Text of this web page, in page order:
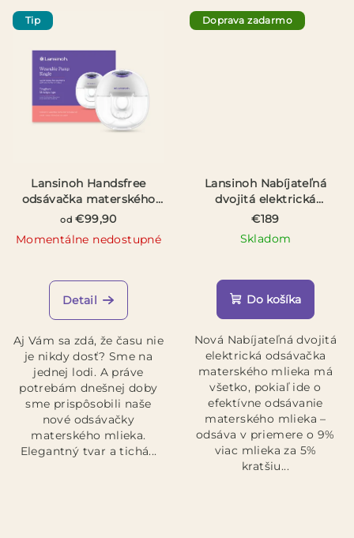
Tip
Lansinoh Handsfree
odsávačka materského
mlieka
od €99,90
Momentálne nedostupné
hodnotenie
produktu
z
5
hviezdičiek.
Detail
Aj Vám sa zdá, že času nie
je nikdy dosť? Sme na
jednej lodi. A práve
potrebám dnešnej doby
sme prispôsobili naše
nové odsávačky
materského mlieka.
Elegantný tvar a tichá...
Doprava zadarmo
Lansinoh Nabíjateľná
dvojitá elektrická
odsávačka materského
mlieka
€189
Skladom
Do košíka
Nová Nabíjateľná dvojitá
elektrická odsávačka
materského mlieka má
všetko, pokiaľ ide o
efektívne odsávanie
materského mlieka –
odsáva v priemere o 9%
viac mlieka za 5%
kratšiu...